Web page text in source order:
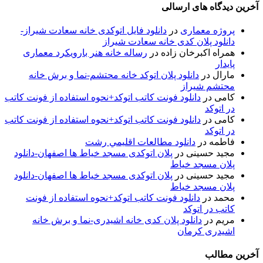
آخرین دیدگاه های ارسالی
پروژه معماری در دانلود فایل اتوکدی خانه سعادت شیراز-
دانلود پلان کدی خانه سعادت شیراز
همراه اکبرخان زاده در رساله خانه هنر بارویکرد معماری
پایدار
مارال در دانلود پلان اتوکد خانه محتشم-نما و برش خانه
محتشم شیراز
کامی در دانلود فونت کاتب اتوکد+نحوه استفاده از فونت کاتب
در اتوکد
کامی در دانلود فونت کاتب اتوکد+نحوه استفاده از فونت کاتب
در اتوکد
فاطمه در دانلود مطالعات اقليمي رشت
مجید حسینی در پلان اتوکدی مسجد خیاط ها اصفهان-دانلود
پلان مسجد خیاط
مجید حسینی در پلان اتوکدی مسجد خیاط ها اصفهان-دانلود
پلان مسجد خیاط
محمد در دانلود فونت کاتب اتوکد+نحوه استفاده از فونت
کاتب در اتوکد
مریم در دانلود پلان کدی خانه اشیدری-نما و برش خانه
اشیدری کرمان
آخرین مطالب